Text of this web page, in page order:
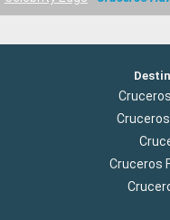
Cruceros